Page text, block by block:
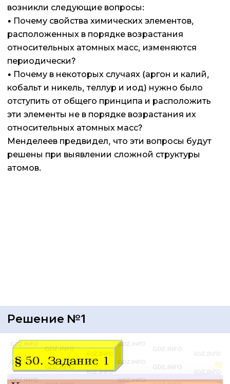
возникли следующие вопросы:
• Почему свойства химических элементов,
расположенных в порядке возрастания
относительных атомных масс, изменяются
периодически?
• Почему в некоторых случаях (аргон и калий,
кобальт и никель, теллур и иод) нужно было
отступить от общего принципа и расположить
эти элементы не в порядке возрастания их
относительных атомных масс?
Менделеев предвидел, что эти вопросы будут
решены при выявлении сложной структуры
атомов.
Решение №1